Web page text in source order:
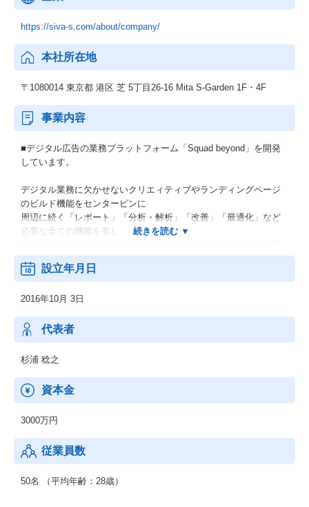
https://siva-s.com/about/company/
本社所在地
〒1080014 東京都 港区 芝 5丁目26-16 Mita S-Garden 1F・4F
事業内容
■デジタル広告の業務プラットフォーム「Squad beyond」を開発
しています。
デジタル業務に欠かせないクリエィティブやランディングページ
のビルド機能をセンターピンに
周辺に続く「レポート」「分析・解析」「改善」「最適化」など
必要な全ての機能を有し
現するプラットフォームです。
現ユーザー全体で、数百社・数千人のユーザーがSquad beyondの
・100万ページ超のランディングページ制作
・100万ページ分のABテスト、最適化、PDCA、レポーティング
・100万件超のコンバージョン
を行っています。
設立年月日
2016年10月 3日
代表者
杉浦 稔之
資本金
3000万円
従業員数
50名 （平均年齢：28歳）